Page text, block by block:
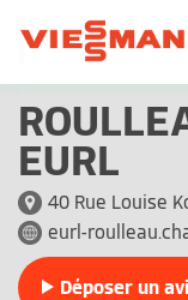
EURL
40 Rue Louise
eurl-
Déposer un